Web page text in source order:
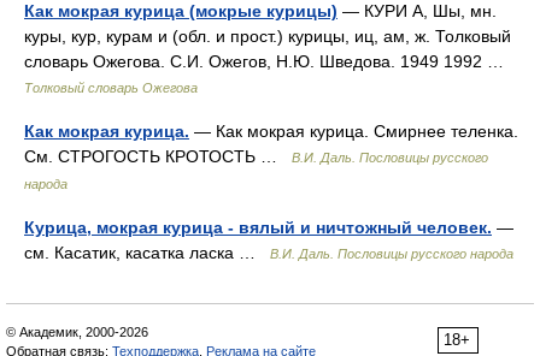
Как мокрая курица (мокрые курицы) — КУРИ А, Шы, мн.
куры, кур, курам и (обл. и прост.) курицы, иц, ам, ж. Толковый
словарь Ожегова. С.И. Ожегов, Н.Ю. Шведова. 1949 1992 …
Толковый словарь Ожегова
Как мокрая курица. — Как мокрая курица. Смирнее теленка.
См. СТРОГОСТЬ КРОТОСТЬ …
В.И. Даль. Пословицы русского
народа
Курица, мокрая курица - вялый и ничтожный человек. —
см. Касатик, касатка ласка …
В.И. Даль. Пословицы русского народа
18+
© Академик, 2000-2026
Обратная связь: Техподдержка Реклама на сайте